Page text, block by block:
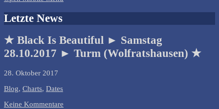
Letzte News
★ Black Is Beautiful ► Samstag
28.10.2017 ► Turm (Wolfratshausen) ★
28. Oktober 2017
Blog, Charts, Dates
Keine Kommentare